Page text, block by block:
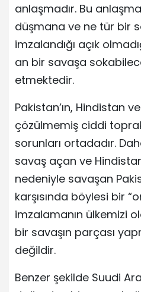
anlaşmadır. Bu
düşmana ve ne tür bir
imzalandığı açık
an bir savaşa
etmektedir.
Pakistan’ın, Hindistan
çözülmemiş ciddi
sorunları ortadadır.
savaş açan ve
nedeniyle savaşan
karşısında böylesi bir
imzalamanın ülkemizi
bir savaşın parçası
değildir.
Benzer şekilde Suudi